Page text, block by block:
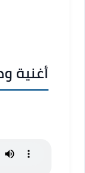
أغنية